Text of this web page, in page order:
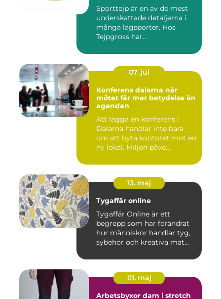
Sporttejp är en av de mest
underskattade detaljerna i
många lagsporter. Hos
Tejpgross har...
07. jul
Konferens dalarna när
mötet får mer betydelse än
agendan
Att lägga en konferens i
Dalarna handlar inte bara
om att byta kontoret mot en
ny lokal. Miljön påve...
13. maj
Tygaffär online
Tygaffär Online är ett
begrepp som har förändrat
hur människor handlar tyg,
sybehör och kreativa mat...
01. maj
Arbetsbyxor dam i stretch